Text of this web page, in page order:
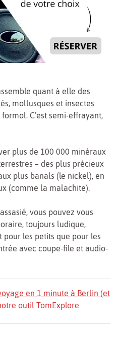
quant à elle des
mollusques et insectes
C’est semi-effrayant,
plus de 100 000 minéraux
– des plus précieux
plus banals (le nickel), en
(comme la malachite).
vous pouvez vous
toujours ludique,
les petits que pour les
avec coupe-file et audio-
en 1 minute à Berlin (et
outil TomExplore